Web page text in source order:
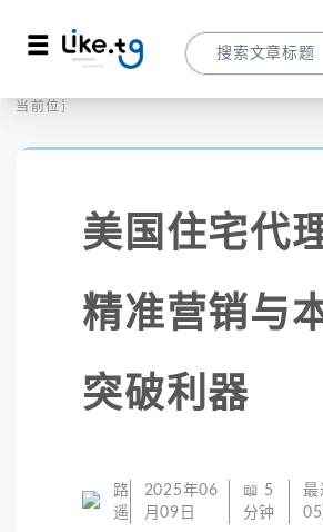
当前位置：
美国住宅代
精准营销与
突破利器
路
遥
2025年06
月09日
📖 5
分钟
最